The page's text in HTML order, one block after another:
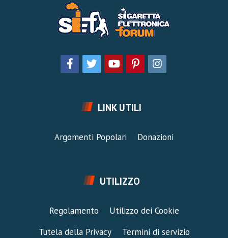
LINK UTILI
Argomenti Popolari Donazioni
UTILIZZO
Regolamento
Utilizzo dei Cookie
Tutela della Privacy
Termini di servizio